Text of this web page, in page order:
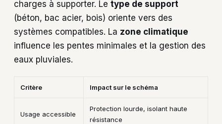
charges à supporter. Le type de support
(béton, bac acier, bois) oriente vers des
systèmes compatibles. La zone climatique
influence les pentes minimales et la gestion des
eaux pluviales.
Critère Impact sur le schéma
Usage accessible
Protection lourde, isolant haute
résistance